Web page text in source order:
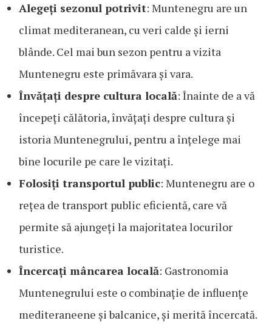
Alegeți sezonul potrivit: Muntenegru are un
climat mediteranean, cu veri calde și ierni
blânde. Cel mai bun sezon pentru a vizita
Muntenegru este primăvara și vara.
Învățați despre cultura locală: Înainte de a vă
începeți călătoria, învățați despre cultura și
istoria Muntenegrului, pentru a înțelege mai
bine locurile pe care le vizitați.
Folosiți transportul public: Muntenegru are o
rețea de transport public eficientă, care vă
permite să ajungeți la majoritatea locurilor
turistice.
Încercați mâncarea locală: Gastronomia
Muntenegrului este o combinație de influențe
mediteraneene și balcanice, și merită încercată.